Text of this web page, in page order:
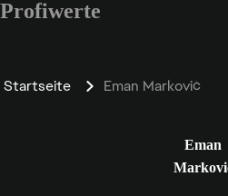
Profiwerte
Startseite Eman Marković
Eman